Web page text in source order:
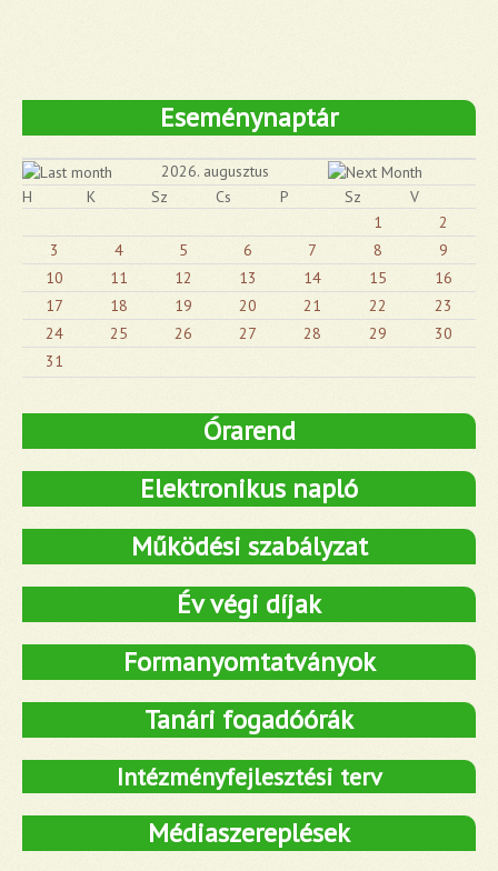
Eseménynaptár
2026. augusztus
H
K Sz Cs P Sz
V
1
2
3
4 5 6 7 8
9
10
11 12 13 14 15
16
17
18 19 20 21 22
23
24
25 26 27 28 29
30
31
Órarend
Elektronikus napló
Működési szabályzat
Év végi díjak
Formanyomtatványok
Tanári fogadóórák
Intézményfejlesztési terv
Médiaszereplések